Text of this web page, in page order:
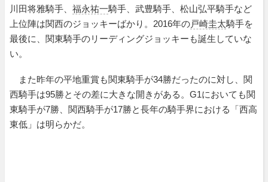
川田将雅騎手、 福永祐一騎手、武豊騎手、松山弘平騎手など
上位陣は関西のジョッキーばかり。2016年の戸崎圭太騎手を
最後に、関東騎手のリーディングジョッキーも誕生していな
い。
また昨年の平地重賞も関東騎手が34勝だったのに対し、関
西騎手は95勝とその差に大きな開きがある。G1においても関
東騎手が7勝、関西騎手が17勝と長年の騎手界における「西高
東低」は明らかだ。